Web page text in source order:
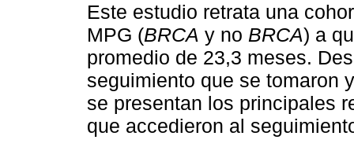
Este estudio retrata una
MPG (BRCA y no BRCA) a
promedio de 23,3 meses.
seguimiento que se tomaron
se presentan los principales
que accedieron al